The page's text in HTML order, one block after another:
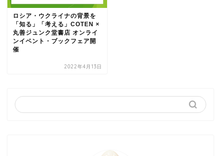
ロシア・ウクライナの背景を
「知る」「考える」COTEN ×
丸善ジュンク堂書店 オンライ
ンイベント・ブックフェア開
催
2022年4月13日